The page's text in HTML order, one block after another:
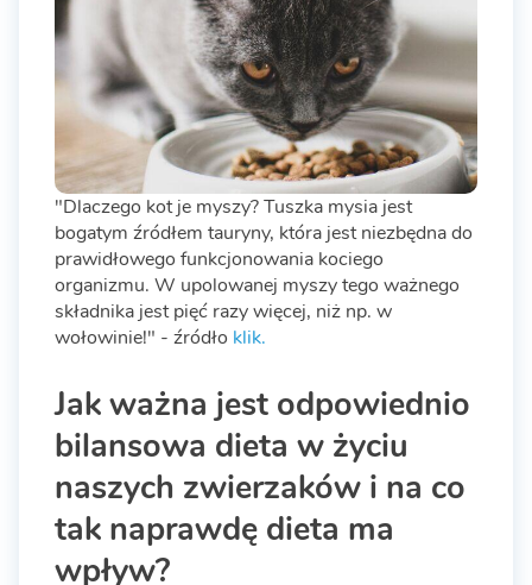
"Dlaczego kot je myszy? Tuszka mysia jest
bogatym źródłem tauryny, która jest niezbędna do
prawidłowego funkcjonowania kociego
organizmu. W upolowanej myszy tego ważnego
składnika jest pięć razy więcej, niż np. w
wołowinie!" - źródło klik.
Jak ważna jest odpowiednio
bilansowa dieta w życiu
naszych zwierzaków i na co
tak naprawdę dieta ma
wpływ?